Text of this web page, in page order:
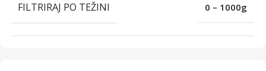
FILTRIRAJ PO TEŽINI 0 – 1000g